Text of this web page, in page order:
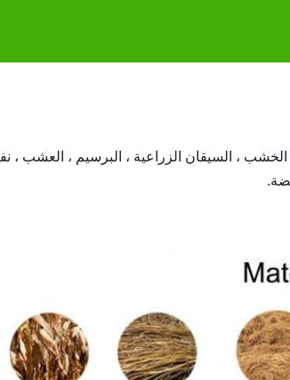
، السيقان الزراعية ، البرسيم ، العشب ،